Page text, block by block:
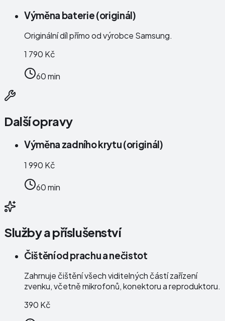
Výměna baterie (originál)
Originální díl přímo od výrobce Samsung.
1 790 Kč
60 min
Další opravy
Výměna zadního krytu (originál)
1 990 Kč
60 min
Služby a příslušenství
Čištění od prachu a nečistot
Zahrnuje čištění všech viditelných částí zařízení
zvenku, včetně mikrofonů, konektoru a reproduktoru.
390 Kč